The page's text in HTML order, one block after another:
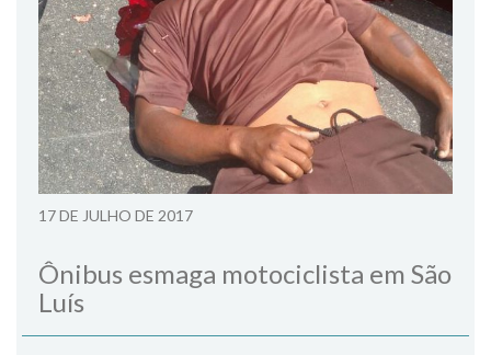
17 DE JULHO DE 2017
Ônibus esmaga motociclista em São
Luís